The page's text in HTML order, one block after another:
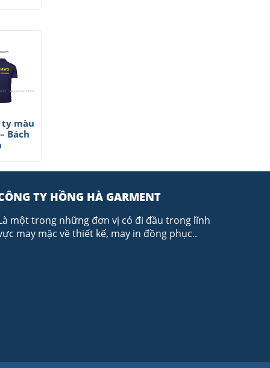
ty màu
Bách
TY HỒNG HÀ GARMENT
một trong những đơn vị có đi đầu trong lĩnh
may mặc về thiết kế, may in đồng phục..